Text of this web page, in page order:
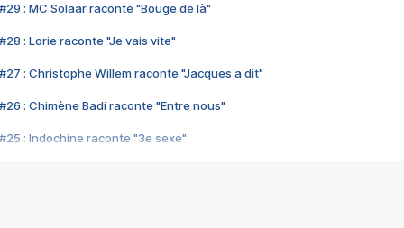
#29 : MC Solaar raconte "Bouge de là"
#28 : Lorie raconte "Je vais vite"
#27 : Christophe Willem raconte "Jacques a dit"
#26 : Chimène Badi raconte "Entre nous"
#25 : Indochine raconte "3e sexe"